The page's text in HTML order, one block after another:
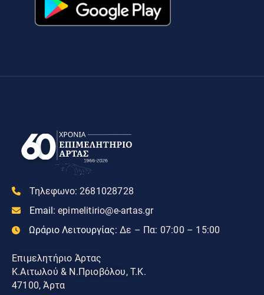
Τηλεφωνο: 2681028728
Email: epimelitirio@e-artas.gr
Ωράριο Λειτουργίας: Δε – Πα: 07:00 – 15:00
Επιμελητήριο Άρτας
Κ.Αιτωλού & Ν.Πριοβόλου, Τ.Κ.
47100, Άρτα